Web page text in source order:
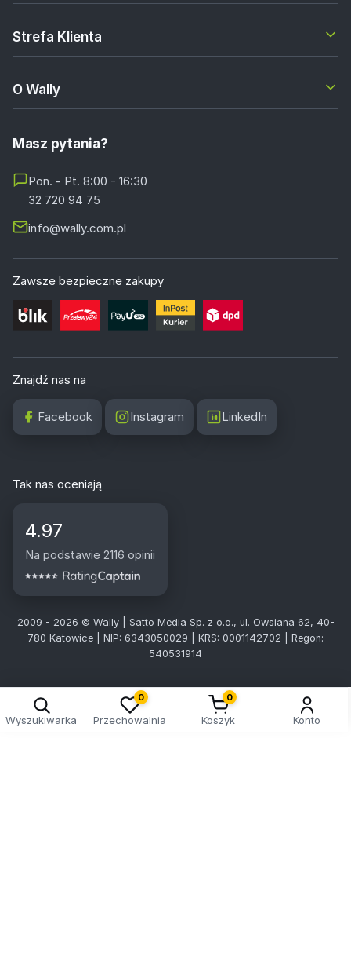
Strefa Klienta
O Wally
Masz pytania?
Pon. - Pt. 8:00 - 16:30
32 720 94 75
info@wally.com.pl
Zawsze bezpieczne zakupy
Znajdź nas na
Facebook Instagram LinkedIn
Tak nas oceniają
4.97
Na podstawie 2116 opinii
2009 - 2026 © Wally | Satto Media Sp. z o.o., ul. Owsiana 62, 40-
780 Katowice | NIP: 6343050029 | KRS: 0001142702 | Regon:
540531914
Wyszukiwarka
0
Przechowalnia
0
Koszyk Konto